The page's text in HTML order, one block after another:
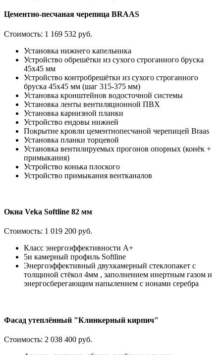
Цементно-песчаная черепица BRAAS
Стоимость: 1 169 532 руб.
Установка нижнего капельника
Устройство обрешётки из сухого строганного бруска
45х45 мм
Устройство контробрешётки из сухого строганного
бруска 45х45 мм (шаг 315-375 мм)
Установка кронштейнов водосточной системы
Установка ленты вентиляционной ПВХ
Установка карнизной планки
Устройство ендовы нижней
Покрытие кровли цементнопесчаной черепицей Braas
Установка планки торцевой
Установка вентилируемых прогонов опорных (конёк +
примыкания)
Устройство конька плоского
Устройство примыкания вентканалов
Окна Veka Softline 82 мм
Стоимость: 1 019 200 руб.
Класс энергоэффективности А+
5и камерный профиль Softline
Энергоэффективный двухкамерный стеклопакет с
толщиной стёкол 4мм , заполнением инертным газом и
энергосберегающим напылением с ионами серебра
Фасад утеплённый "Клинкерный кирпич"
Стоимость: 2 038 400 руб.